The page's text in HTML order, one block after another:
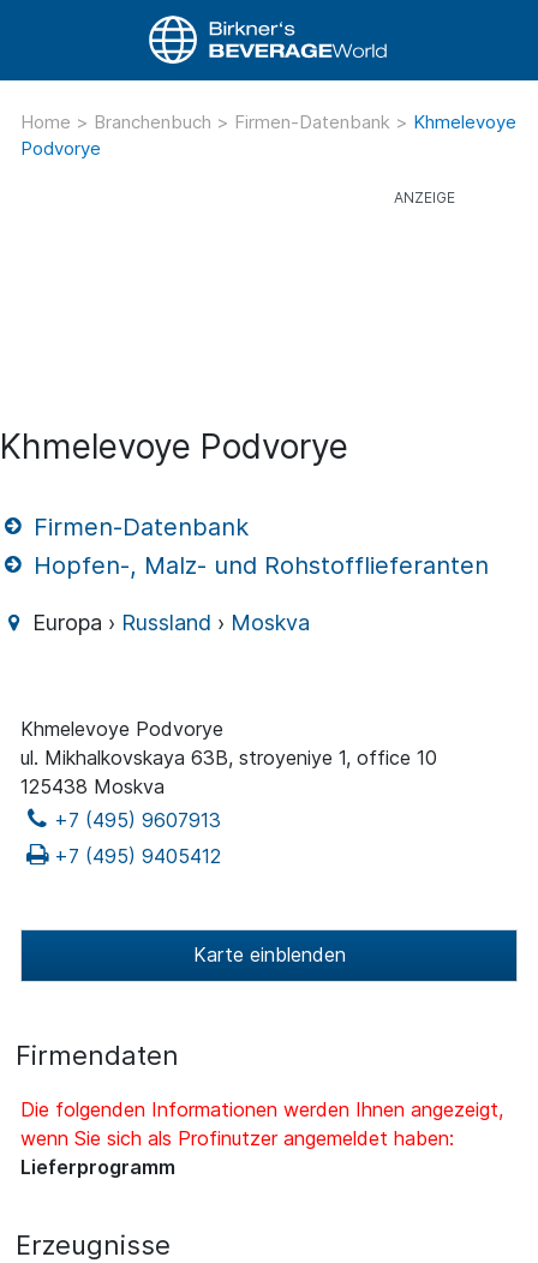
Home > Branchenbuch > Firmen-Datenbank > Khmelevoye
Podvorye
Khmelevoye Podvorye
Firmen-Datenbank
Hopfen-, Malz- und Rohstofflieferanten
Europa › Russland › Moskva
Khmelevoye Podvorye
ul. Mikhalkovskaya 63B, stroyeniye 1, office 10
125438 Moskva
+7 (495) 9607913
+7 (495) 9405412
Karte einblenden
Firmendaten
Die folgenden Informationen werden Ihnen angezeigt,
wenn Sie sich als Profinutzer angemeldet haben:
Lieferprogramm
Erzeugnisse